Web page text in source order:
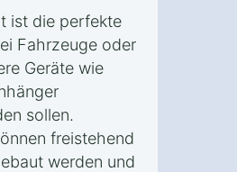
ist die perfekte
Fahrzeuge oder
Geräte wie
sollen.
freistehend
werden und